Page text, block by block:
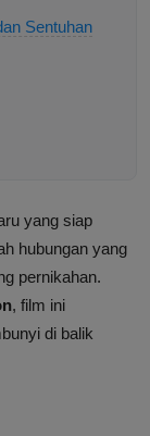
Sentuhan
yang siap
hubungan yang
pernikahan.
, film ini
di balik